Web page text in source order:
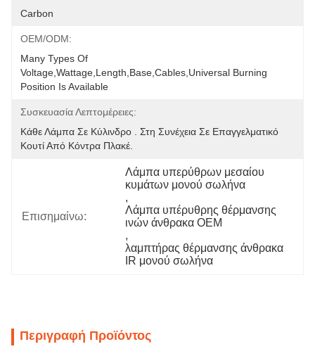
Carbon
OEM/ODM:
Many Types Of
Voltage,wattage,length,base,cables,universal Burning
Position Is Available
Συσκευασία Λεπτομέρειες:
Κάθε Λάμπα Σε Κύλινδρο . Στη Συνέχεια Σε Επαγγελματικό
Κουτί Από Κόντρα Πλακέ.
Επισημαίνω:
Λάμπα υπερύθρων μεσαίου
κυμάτων μονού σωλήνα
,
Λάμπα υπέρυθρης θέρμανσης
ινών άνθρακα OEM
,
λαμπτήρας θέρμανσης άνθρακα
IR μονού σωλήνα
Περιγραφή Προϊόντος